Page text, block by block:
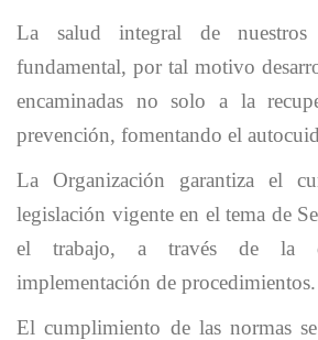
La salud integral de nuestros
fundamental, por tal motivo
encaminadas no solo a la
prevención, fomentando el
La Organización garantiza el
legislación vigente en el tema de
el trabajo, a través de la
implementación de procedimientos.
El cumplimiento de las normas